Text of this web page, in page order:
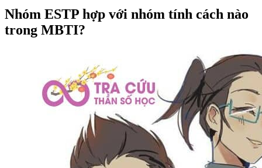
Nhóm ESTP hợp với nhóm tính cách nào
trong MBTI?